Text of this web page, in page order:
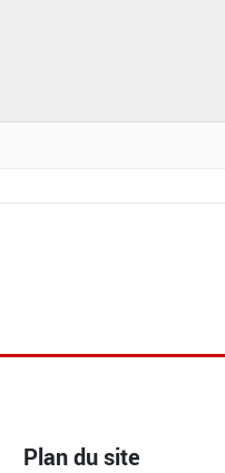
Plan du site